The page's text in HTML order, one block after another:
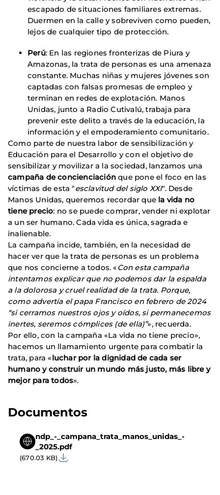
escapado de situaciones familiares extremas.
Duermen en la calle y sobreviven como pueden,
lejos de cualquier tipo de protección.
Perú: En las regiones fronterizas de Piura y
Amazonas, la trata de personas es una amenaza
constante. Muchas niñas y mujeres jóvenes son
captadas con falsas promesas de empleo y
terminan en redes de explotación. Manos
Unidas, junto a Radio Cutivalú, trabaja para
prevenir este delito a través de la educación, la
información y el empoderamiento comunitario.
Como parte de nuestra labor de sensibilización y
Educación para el Desarrollo y con el objetivo de
sensibilizar y movilizar a la sociedad, lanzamos una
campaña de concienciación que pone el foco en las
víctimas de esta "esclavitud del siglo XXI". Desde
Manos Unidas, queremos recordar que la vida no
tiene precio: no se puede comprar, vender ni explotar
a un ser humano. Cada vida es única, sagrada e
inalienable.
La campaña incide, también, en la necesidad de
hacer ver que la trata de personas es un problema
que nos concierne a todos. «Con esta campaña
intentamos explicar que no podemos dar la espalda
a la dolorosa y cruel realidad de la trata. Porque,
como advertía el papa Francisco en febrero de 2024
“si cerramos nuestros ojos y oídos, si permanecemos
inertes, seremos cómplices (de ella)”», recuerda.
Por ello, con la campaña «La vida no tiene precio»,
hacemos un llamamiento urgente para combatir la
trata, para «luchar por la dignidad de cada ser
humano y construir un mundo más justo, más libre y
mejor para todos».
Documentos
ndp_-_campana_trata_manos_unidas_-
_2025.pdf
(670.03 KB)